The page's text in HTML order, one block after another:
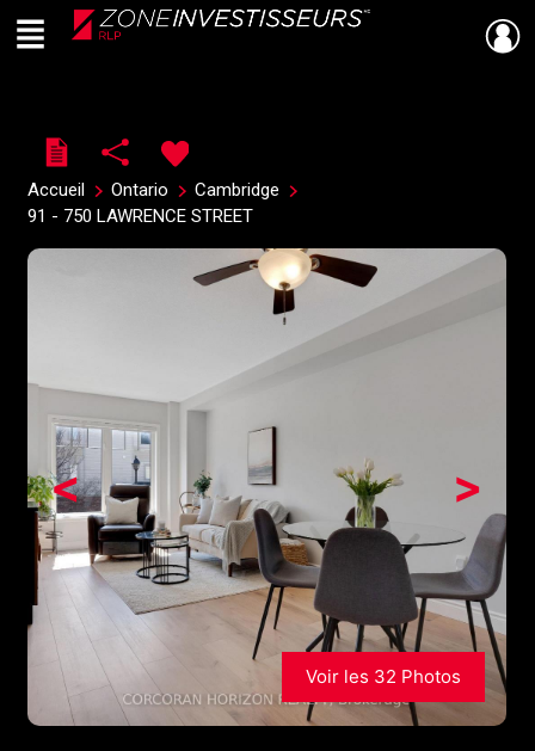
Live
En Direct
Menu
Accueil Ontario
Cambridge
91 - 750 LAWRENCE STREET
>
<
Voir les 32 Photos